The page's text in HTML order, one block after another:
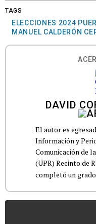
TAGS
ELECCIONES 2024
MANUEL CALDERÓN
DAVID
El autor es
Información y
Comunicación de
(UPR) Recinto de
completó un